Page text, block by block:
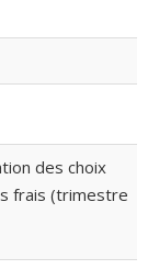
des choix
frais (trimestre